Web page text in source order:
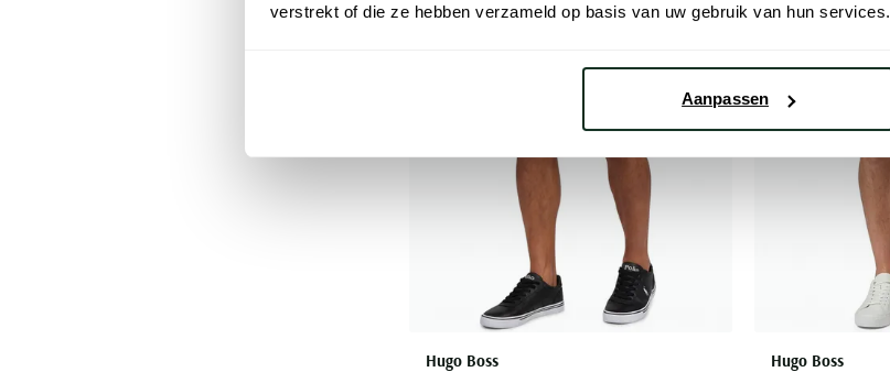
verstrekt of die ze hebben verzameld op basis van uw gebruik van hun services.
Aanpassen
Hugo Boss
Hugo Boss